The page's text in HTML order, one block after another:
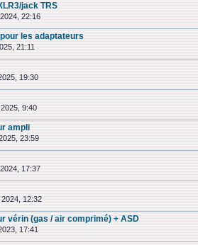
jack TRS
22:16
les adaptateurs
21:11
19:30
9:40
ampli
23:59
17:37
12:32
vérin (gas / air comprimé) + ASD
17:41